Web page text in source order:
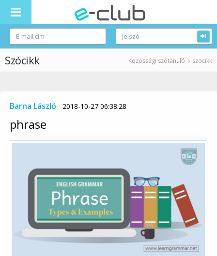
Szócikk Közösségi szótanuló szocikk
Barna László 2018-10-27 06:38:28
phrase